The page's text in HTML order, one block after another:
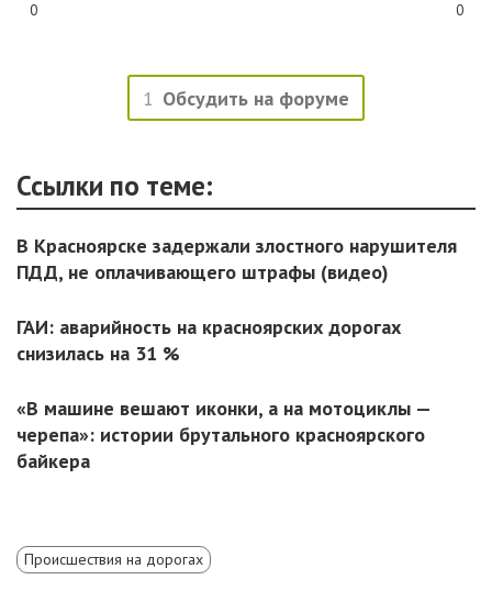
0 0
1 Обсудить на форуме
Ссылки по теме:
В Красноярске задержали злостного нарушителя
ПДД, не оплачивающего штрафы (видео)
ГАИ: аварийность на красноярских дорогах
снизилась на 31 %
«В машине вешают иконки, а на мотоциклы —
черепа»: истории брутального красноярского
байкера
Происшествия на дорогах